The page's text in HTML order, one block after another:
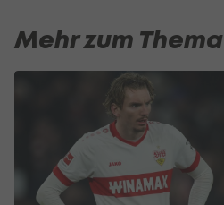
Mehr zum Thema